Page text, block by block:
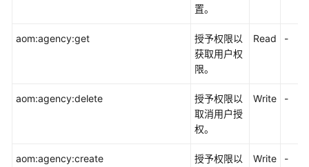
常
置。
aom:agency:get
授予权限以
获取用户权
限。
Read -
aom:agency:delete
授予权限以
取消用户授
权。
Write -
aom:agency:create
授予权限以
Write -